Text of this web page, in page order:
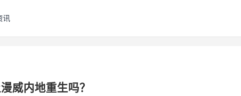
讯
威内地重生吗？